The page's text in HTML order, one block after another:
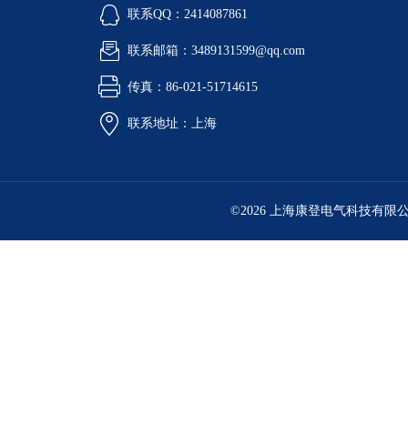
联系QQ：2414087861
联系邮箱：3489131599@qq.com
传真：86-021-51714615
联系地址：上海
©2026 上海康登电气科技有限